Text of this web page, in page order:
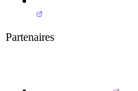
Partenaires